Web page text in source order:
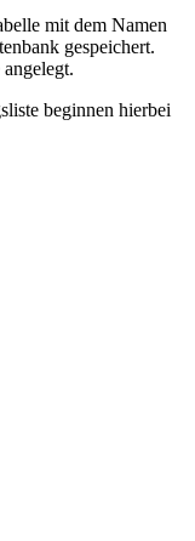
mit dem Namen
gespeichert.
beginnen hierbei